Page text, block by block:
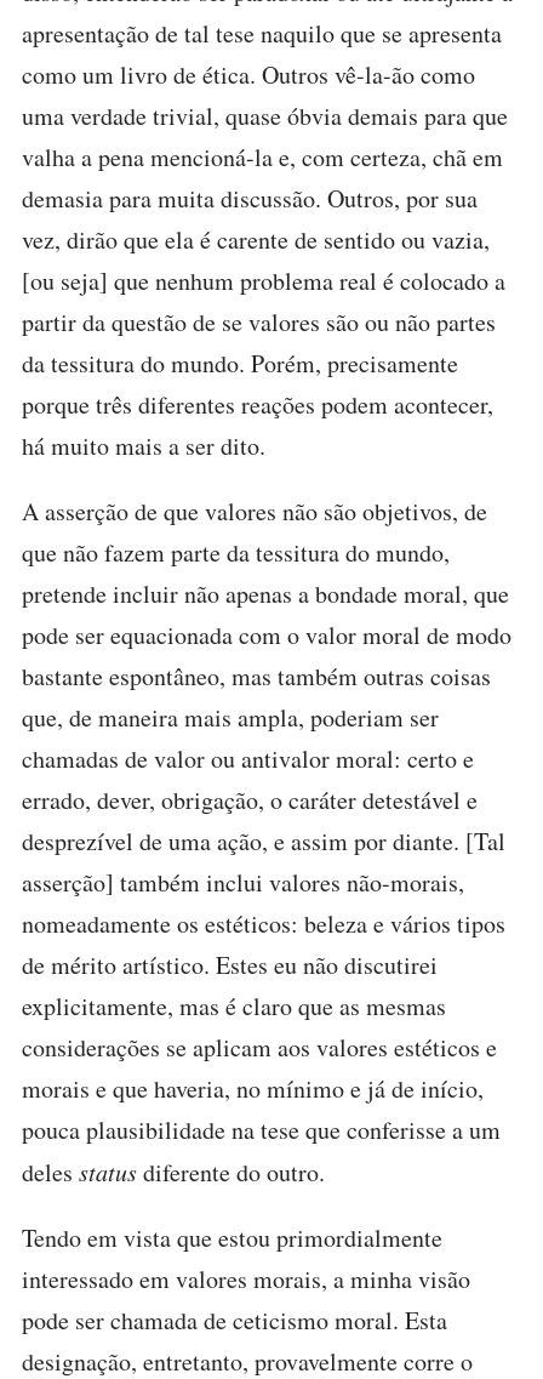
apresentação de tal tese naquilo que se apresenta
como um livro de ética. Outros vê-la-ão como
uma verdade trivial, quase óbvia demais para que
valha a pena mencioná-la e, com certeza, chã em
demasia para muita discussão. Outros, por sua
vez, dirão que ela é carente de sentido ou vazia,
[ou seja] que nenhum problema real é colocado a
partir da questão de se valores são ou não partes
da tessitura do mundo. Porém, precisamente
porque três diferentes reações podem acontecer,
há muito mais a ser dito.
A asserção de que valores não são objetivos, de
que não fazem parte da tessitura do mundo,
pretende incluir não apenas a bondade moral, que
pode ser equacionada com o valor moral de modo
bastante espontâneo, mas também outras coisas
que, de maneira mais ampla, poderiam ser
chamadas de valor ou antivalor moral: certo e
errado, dever, obrigação, o caráter detestável e
desprezível de uma ação, e assim por diante. [Tal
asserção] também inclui valores não-morais,
nomeadamente os estéticos: beleza e vários tipos
de mérito artístico. Estes eu não discutirei
explicitamente, mas é claro que as mesmas
considerações se aplicam aos valores estéticos e
morais e que haveria, no mínimo e já de início,
pouca plausibilidade na tese que conferisse a um
deles statusdiferente do outro.
Tendo em vista que estou primordialmente
interessado em valores morais, a minha visão
pode ser chamada de ceticismo moral. Esta
designação, entretanto, provavelmente corre o